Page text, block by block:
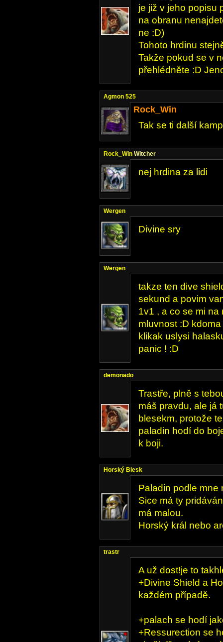
je již v jeho popisu
na obranu
ne :D)
Tohoto hrdinu
Takže pokud se v
přehlédněte :D
Agmon 525
Rock_Win
Tak se ti další
Rock_Win Witcher
nej hrdina za lidi
Wergen
Divine sry
Wergen
takze ten dive
sekund a povim
1v1 , a co se mi na
mluvnost :D
klikak uslysi
panic ! :D
demonado
Trastře, plně s
máš pravdu, ale já
blesekm, protože
paladin hodí do
k boji.
Horský Blesk
Paladin podle mne
Sice má ty
má malou.
Horský král nebo
trastr
A už dost!je to
+Divine Shield a
každém případě.
+palach se hodí
+Ressurection se